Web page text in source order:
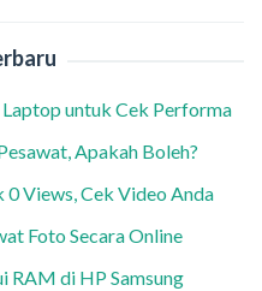
untuk Cek Performa
Apakah Boleh?
Views, Cek Video Anda
Foto Secara Online
RAM di HP Samsung